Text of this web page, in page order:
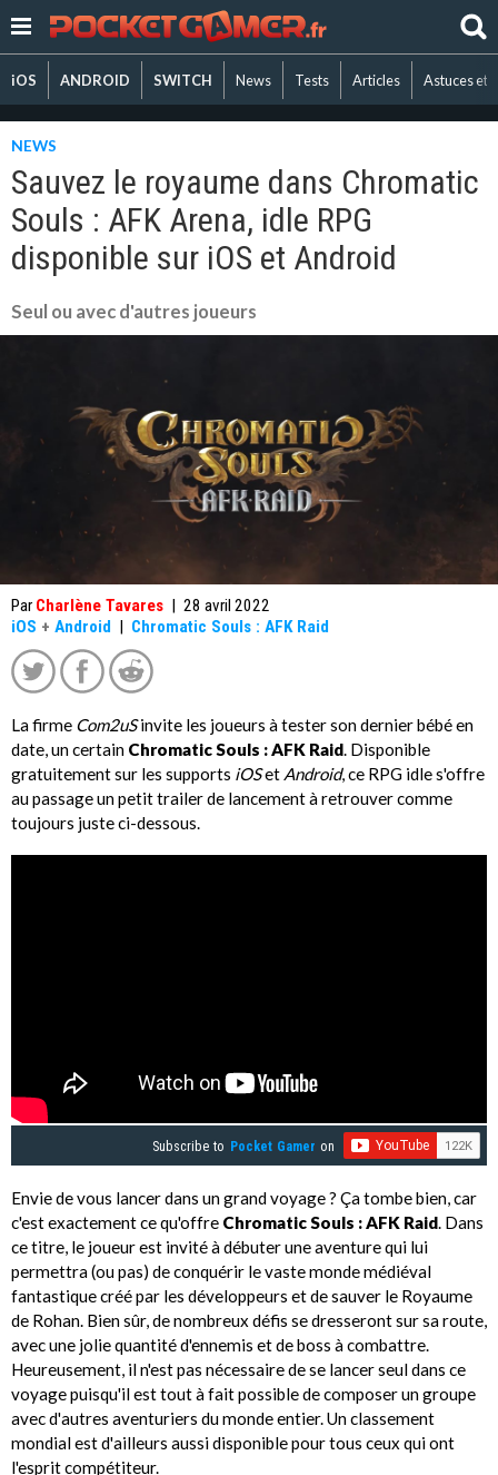
iOS ANDROID SWITCH News Tests Articles Astuces et
NEWS
Sauvez le royaume dans Chromatic
Souls : AFK Arena, idle RPG
disponible sur iOS et Android
Seul ou avec d'autres joueurs
Par Charlène Tavares | 28 avril 2022
iOS + Android | Chromatic Souls : AFK Raid
La firme Com2uSinvite les joueurs à tester son dernier bébé en
date, un certain Chromatic Souls : AFK Raid. Disponible
gratuitement sur les supports iOSet Android, ce RPG idle s'offre
au passage un petit trailer de lancement à retrouver comme
toujours juste ci-dessous.
Subscribe to Pocket Gamer on
Envie de vous lancer dans un grand voyage ? Ça tombe bien, car
c'est exactement ce qu'offre Chromatic Souls : AFK Raid. Dans
ce titre, le joueur est invité à débuter une aventure qui lui
permettra (ou pas) de conquérir le vaste monde médiéval
fantastique créé par les développeurs et de sauver le Royaume
de Rohan. Bien sûr, de nombreux défis se dresseront sur sa route,
avec une jolie quantité d'ennemis et de boss à combattre.
Heureusement, il n'est pas nécessaire de se lancer seul dans ce
voyage puisqu'il est tout à fait possible de composer un groupe
avec d'autres aventuriers du monde entier. Un classement
mondial est d'ailleurs aussi disponible pour tous ceux qui ont
l'esprit compétiteur.